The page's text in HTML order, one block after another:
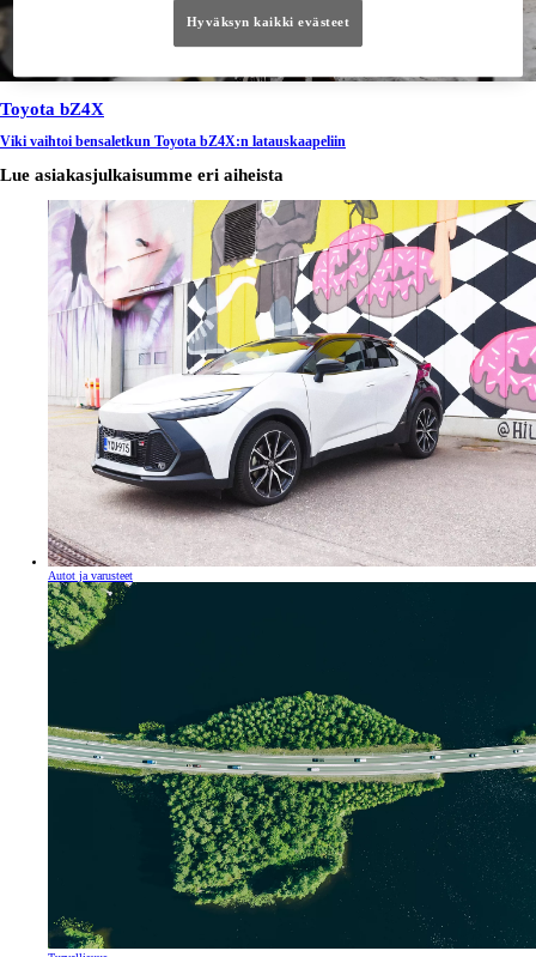
Toyota bZ4X
Viki vaihtoi bensaletkun Toyota bZ4X:n latauskaapeliin
Lue asiakasjulkaisumme eri aiheista
Autot ja varusteet
Hyväksyn kaikki evästeet